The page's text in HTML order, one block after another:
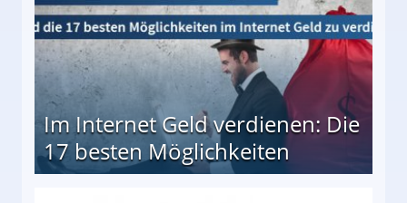
Im Internet Geld verdienen: Die
17 besten Möglichkeiten